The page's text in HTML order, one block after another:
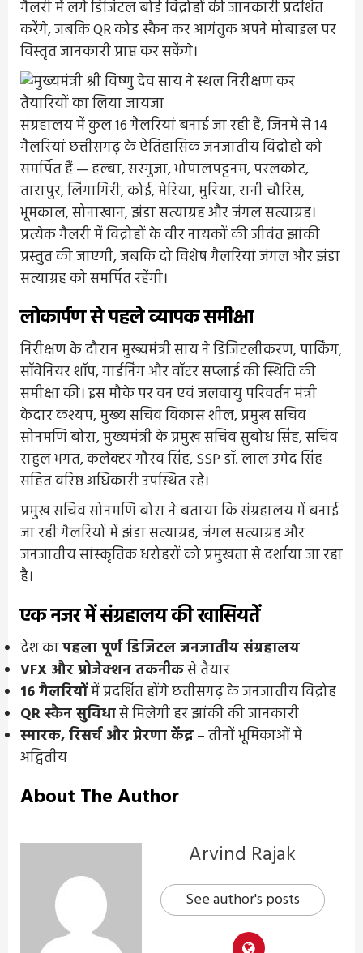
गैलरी में लगे डिजिटल बोर्ड विद्रोहों की जानकारी प्रदर्शित
करेंगे, जबकि QR कोड स्कैन कर आगंतुक अपने मोबाइल पर
विस्तृत जानकारी प्राप्त कर सकेंगे।
संग्रहालय में कुल 16 गैलरियां बनाई जा रही हैं, जिनमें से 14
गैलरियां छत्तीसगढ़ के ऐतिहासिक जनजातीय विद्रोहों को
समर्पित हैं — हल्बा, सरगुजा, भोपालपट्टनम, परलकोट,
तारापुर, लिंगागिरी, कोई, मेरिया, मुरिया, रानी चौरिस,
भूमकाल, सोनाखान, झंडा सत्याग्रह और जंगल सत्याग्रह।
प्रत्येक गैलरी में विद्रोहों के वीर नायकों की जीवंत झांकी
प्रस्तुत की जाएगी, जबकि दो विशेष गैलरियां जंगल और झंडा
सत्याग्रह को समर्पित रहेंगी।
लोकार्पण से पहले व्यापक समीक्षा
निरीक्षण के दौरान मुख्यमंत्री साय ने डिजिटलीकरण, पार्किंग,
सॉवेनियर शॉप, गार्डनिंग और वॉटर सप्लाई की स्थिति की
समीक्षा की। इस मौके पर वन एवं जलवायु परिवर्तन मंत्री
केदार कश्यप, मुख्य सचिव विकास शील, प्रमुख सचिव
सोनमणि बोरा, मुख्यमंत्री के प्रमुख सचिव सुबोध सिंह, सचिव
राहुल भगत, कलेक्टर गौरव सिंह, SSP डॉ. लाल उमेद सिंह
सहित वरिष्ठ अधिकारी उपस्थित रहे।
प्रमुख सचिव सोनमणि बोरा ने बताया कि संग्रहालय में बनाई
जा रही गैलरियों में झंडा सत्याग्रह, जंगल सत्याग्रह और
जनजातीय सांस्कृतिक धरोहरों को प्रमुखता से दर्शाया जा रहा
है।
एक नजर में संग्रहालय की खासियतें
देश कापहला पूर्ण डिजिटल जनजातीय संग्रहालय
VFX और प्रोजेक्शन तकनीकसे तैयार
16 गैलरियोंमें प्रदर्शित होंगे छत्तीसगढ़ के जनजातीय विद्रोह
QR स्कैन सुविधासे मिलेगी हर झांकी की जानकारी
स्मारक, रिसर्च और प्रेरणा केंद्र– तीनों भूमिकाओं में
अद्वितीय
About The Author
Arvind Rajak
See author's posts